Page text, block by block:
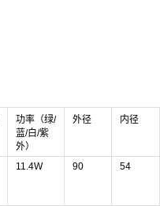
功率（绿/
蓝/白/紫
外）
外径 内径
11.4W 90 54